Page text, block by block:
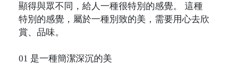
顯得與眾不同，給人一種很特別的感覺。 這種
特別的感覺，屬於一種別致的美，需要用心去欣
賞、品味。
01 是一種簡潔深沉的美